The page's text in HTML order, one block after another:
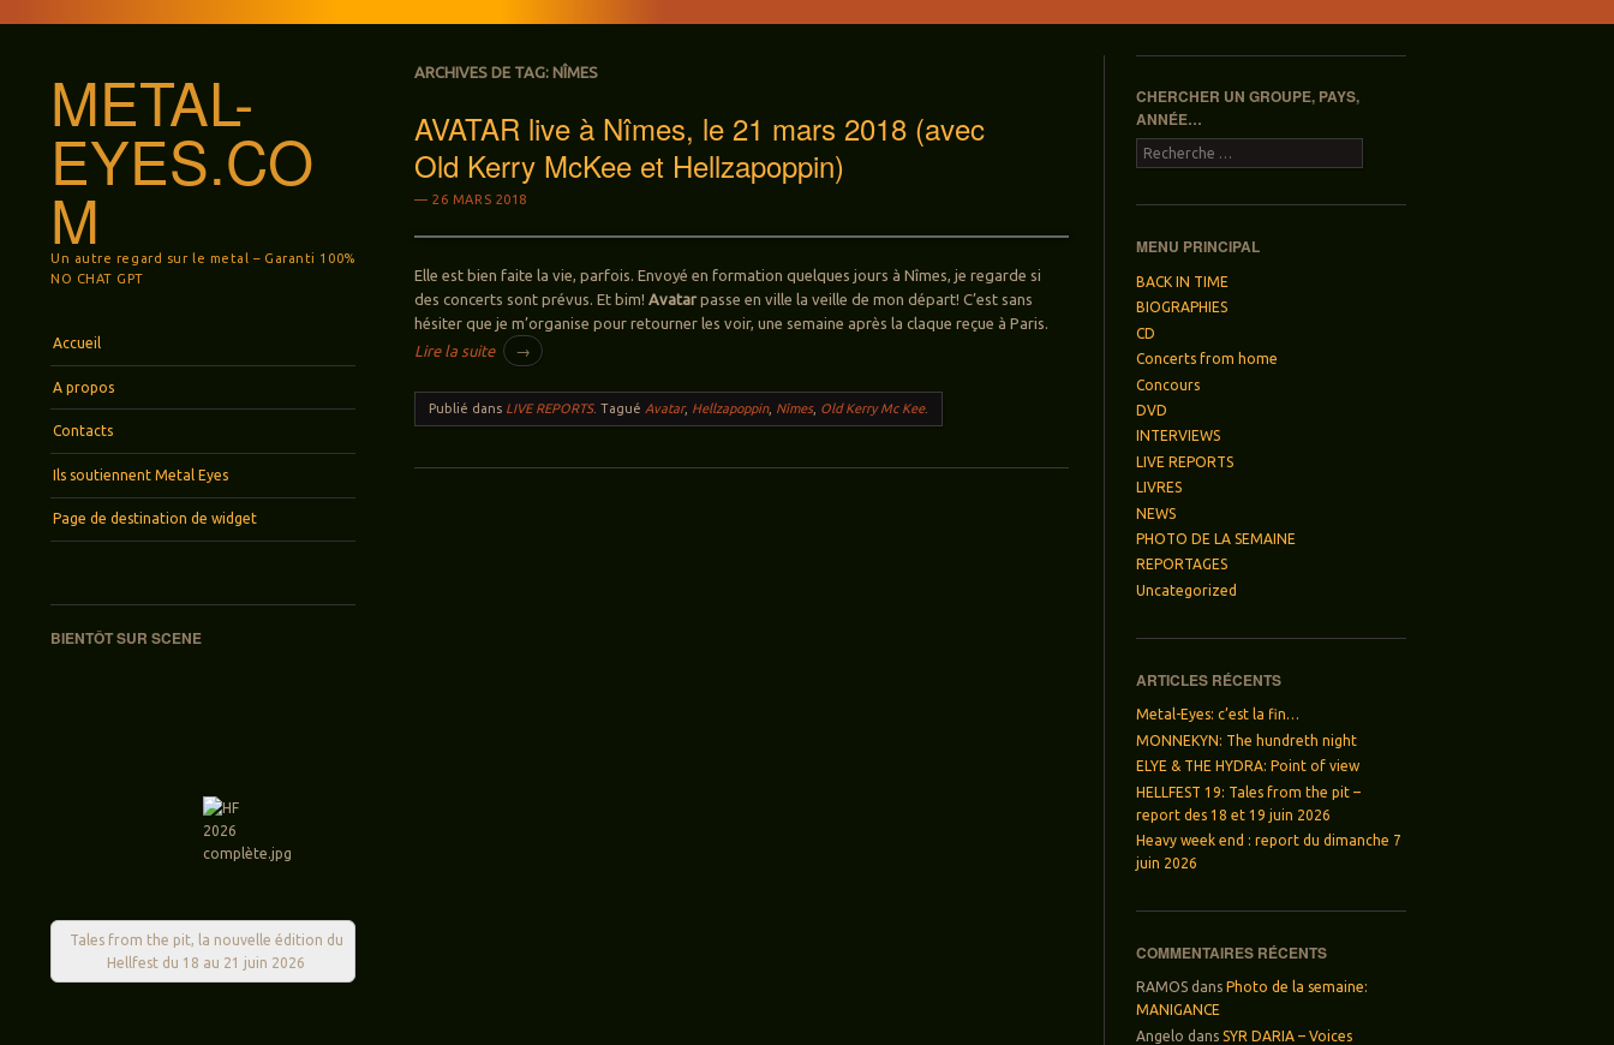
METAL-
EYES.CO
M
Un autre regard sur le metal – Garanti 100%
NO CHAT GPT
Aller au contenu principal
Accueil
A propos
Contacts
Ils soutiennent Metal Eyes
Page de destination de widget
BIENTÔT SUR SCENE
Tales from the pit, la nouvelle édition du
Hellfest du 18 au 21 juin 2026
ARCHIVES DE TAG: NÎMES
AVATAR live à Nîmes, le 21 mars 2018 (avec
Old Kerry McKee et Hellzapoppin)
26 MARS 2018
Elle est bien faite la vie, parfois. Envoyé en formation quelques jours à Nîmes, je regarde si
des concerts sont prévus. Et bim!Avatar passe en ville la veille de mon départ! C’est sans
hésiter que je m’organise pour retourner les voir, une semaine après la claque reçue à Paris.
Lire la suite
→
Publié dans LIVE REPORTS.Tagué Avatar, Hellzapoppin, Nîmes, Old Kerry Mc Kee.
CHERCHER UN GROUPE, PAYS,
ANNÉE…
Recherche
MENU PRINCIPAL
BACK IN TIME
BIOGRAPHIES
CD
Concerts from home
Concours
DVD
INTERVIEWS
LIVE REPORTS
LIVRES
NEWS
PHOTO DE LA SEMAINE
REPORTAGES
Uncategorized
ARTICLES RÉCENTS
Metal-Eyes: c’est la fin…
MONNEKYN: The hundreth night
ELYE & THE HYDRA: Point of view
HELLFEST 19: Tales from the pit –
report des 18 et 19 juin 2026
Heavy week end : report du dimanche 7
juin 2026
COMMENTAIRES RÉCENTS
RAMOS dans Photo de la semaine:
MANIGANCE
Angelo dansSYR DARIA – Voices